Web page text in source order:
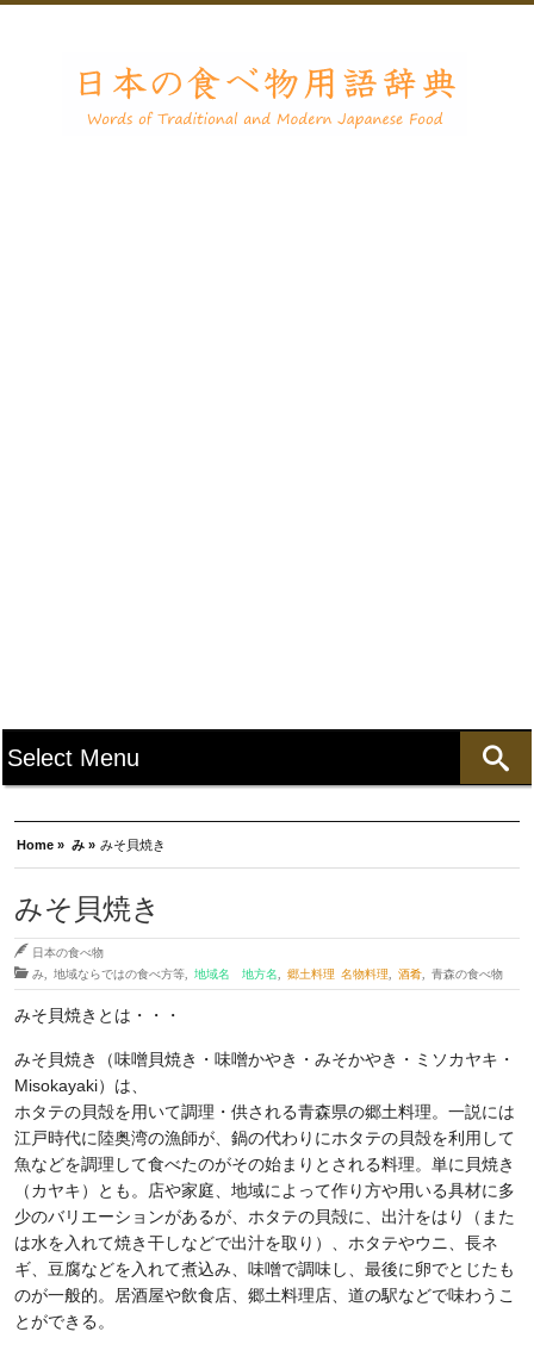
Home » み » みそ貝焼き
みそ貝焼き
日本の食べ物
み
地域ならではの食べ方等 地域名 地方名 郷土料理 名物料理 酒肴 青森の食べ物
みそ貝焼きとは・・・
みそ貝焼き（味噌貝焼き・味噌かやき・みそかやき・ミソカヤキ・
Misokayaki）は、
ホタテの貝殻を用いて調理・供される青森県の郷土料理。一説には
江戸時代に陸奥湾の漁師が、鍋の代わりにホタテの貝殻を利用して
魚などを調理して食べたのがその始まりとされる料理。単に貝焼き
（カヤキ）とも。店や家庭、地域によって作り方や用いる具材に多
少のバリエーションがあるが、ホタテの貝殻に、出汁をはり（また
は水を入れて焼き干しなどで出汁を取り）、ホタテやウニ、長ネ
ギ、豆腐などを入れて煮込み、味噌で調味し、最後に卵でとじたも
のが一般的。居酒屋や飲食店、郷土料理店、道の駅などで味わうこ
とができる。